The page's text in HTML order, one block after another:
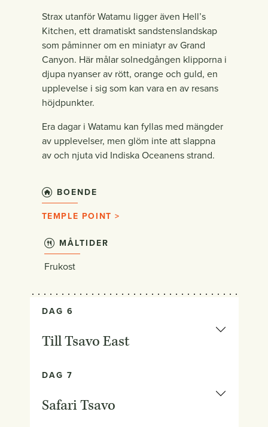
Strax utanför Watamu ligger även Hell’s
Kitchen, ett dramatiskt sandstenslandskap
som påminner om en miniatyr av Grand
Canyon. Här målar solnedgången klipporna i
djupa nyanser av rött, orange och guld, en
upplevelse i sig som kan vara en av resans
höjdpunkter.
Era dagar i Watamu kan fyllas med mängder
av upplevelser, men glöm inte att slappna
av och njuta vid Indiska Oceanens strand.
BOENDE
TEMPLE POINT >
MÅLTIDER
Frukost
DAG 6
Till Tsavo East
DAG 7
Safari Tsavo